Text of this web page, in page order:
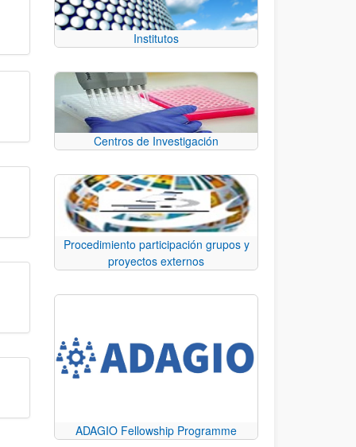
Institutos
Centros de Investigación
Procedimiento participación grupos y
proyectos externos
ADAGIO Fellowship Programme